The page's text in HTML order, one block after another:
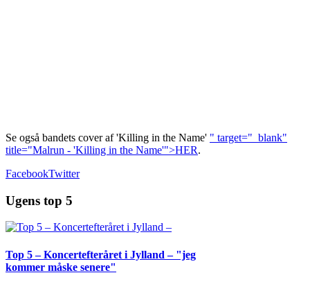
Se også bandets cover af 'Killing in the Name' " target="_blank"
title="Malrun - 'Killing in the Name'">HER.
FacebookTwitter
Ugens top 5
Top 5 – Koncertefteråret i Jylland – "jeg
kommer måske senere"